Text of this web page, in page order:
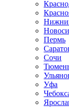
Пермь
Сочи
Уфа